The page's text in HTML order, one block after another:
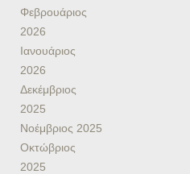
Φεβρουάριος
2026
Ιανουάριος
2026
Δεκέμβριος
2025
Νοέμβριος 2025
Οκτώβριος
2025